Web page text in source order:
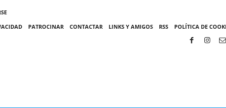
PATROCINAR CONTACTAR LINKS Y AMIGOS RSS POLÍTICA DE